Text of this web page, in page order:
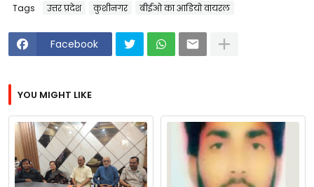
Tags उत्तर प्रदेश कुशीनगर बीईओ का आडियो वायरल
Facebook
YOU MIGHT LIKE